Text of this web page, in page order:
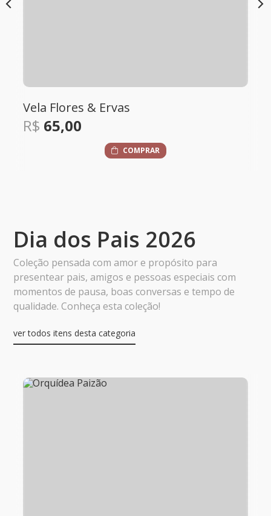
Box Cházinho Florido
R$
Dia dos Pais 2026
Coleção pensada com amor e propósito para
presentear pais, amigos e pessoas especiais com
momentos de pausa, boas conversas e tempo de
qualidade. Conheça esta coleção!
ver todos itens desta categoria